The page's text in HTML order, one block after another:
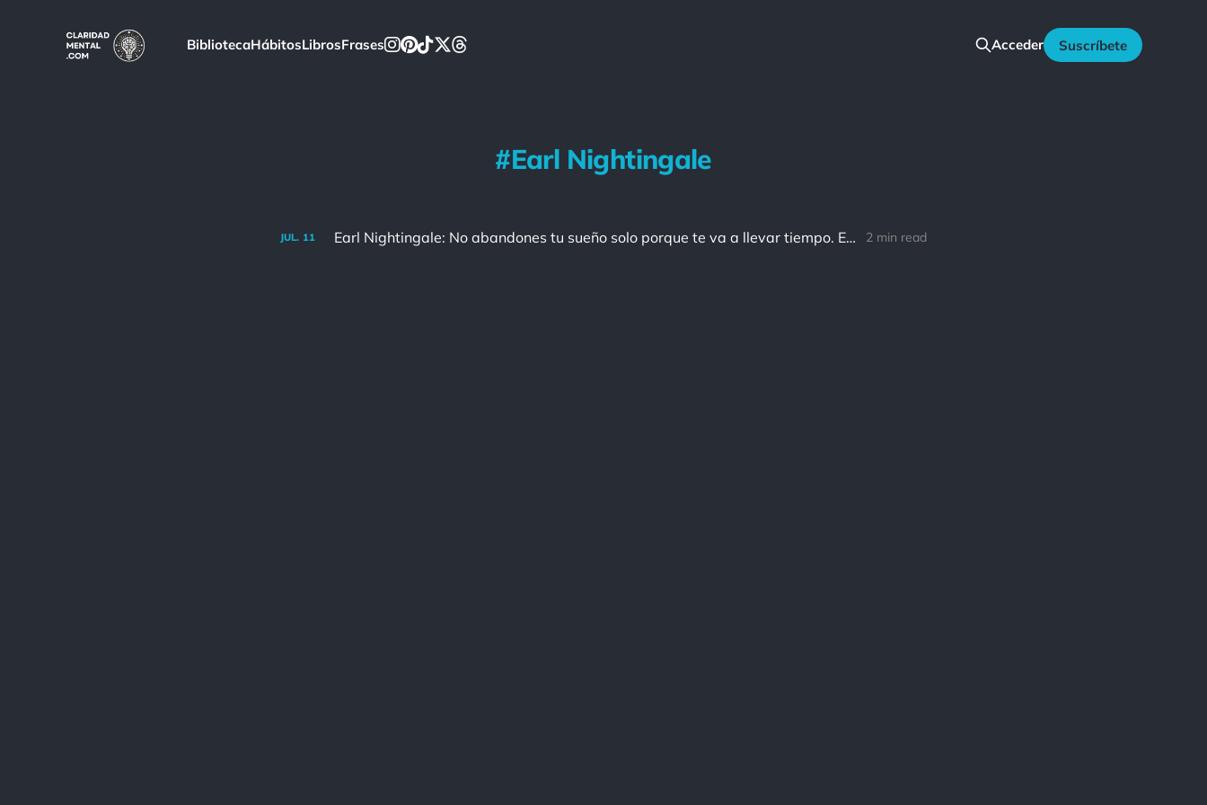
BibliotecaHábitosLibrosFrases Acceder Suscríbete
Earl Nightingale
JUL. 11 Earl Nightingale: No abandones tu sueño solo porque te va a llevar tiempo. El tiempo va a pasar igualmente. 2 min read